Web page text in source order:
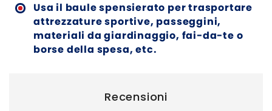
Usa il baule spensierato per trasportare
attrezzature sportive, passeggini,
materiali da giardinaggio, fai-da-te o
borse della spesa, etc.
Recensioni